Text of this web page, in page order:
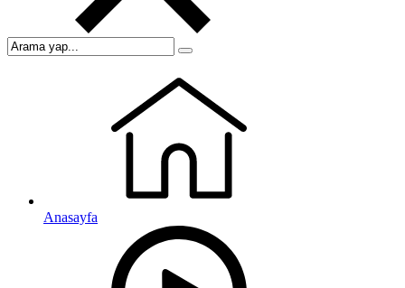
Anasayfa